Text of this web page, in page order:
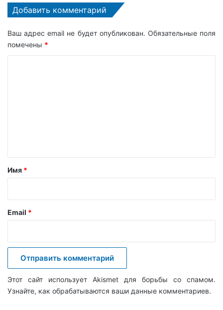
Добавить комментарий
Ваш адрес email не будет опубликован. Обязательные поля
помечены *
а
й
Имя *
Email *
Этот сайт использует Akismet для борьбы со спамом.
Узнайте, как обрабатываются ваши данные комментариев.